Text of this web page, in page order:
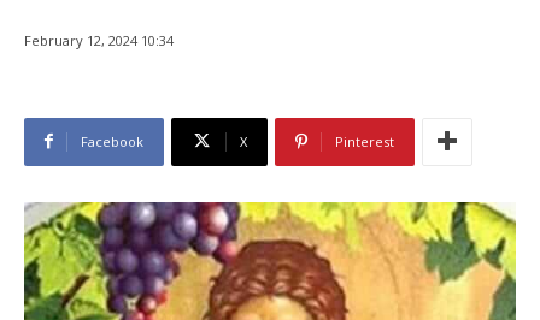
February 12, 2024 10:34
Facebook X Pinterest